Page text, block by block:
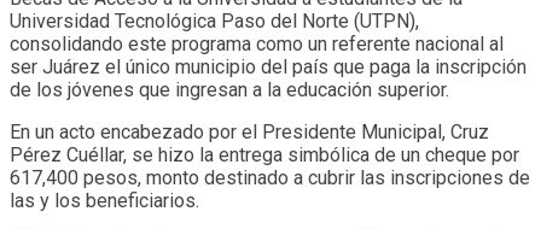
Universidad Tecnológica Paso del Norte (UTPN),
consolidando este programa como un referente nacional al
ser Juárez el único municipio del país que paga la inscripción
de los jóvenes que ingresan a la educación superior.
En un acto encabezado por el Presidente Municipal, Cruz
Pérez Cuéllar, se hizo la entrega simbólica de un cheque por
617,400 pesos, monto destinado a cubrir las inscripciones de
las y los beneficiarios.